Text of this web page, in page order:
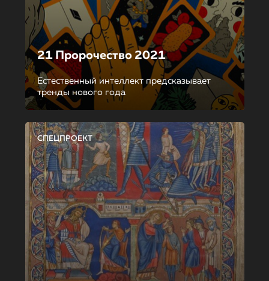
21 Пророчество 2021
Естественный интеллект предсказывает
тренды нового года
СПЕЦПРОЕКТ